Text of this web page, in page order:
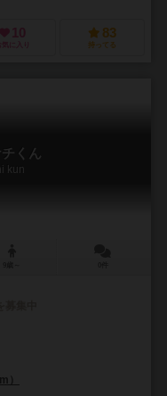
10
気に入り
83
持ってる
くん
kun
）